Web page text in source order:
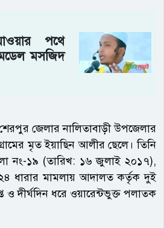
পথে
মডেল মসজিদ
জেলার নালিতাবাড়ী উপজেলার
মৃত ইয়াছিন আলীর ছেলে। তিনি
নং-১৯ (তারিখ: ১৬ জুলাই ২০১৭),
ধারার মামলায় আদালত কর্তৃক দুই
ও দীর্ঘদিন ধরে ওয়ারেন্টভুক্ত পলাতক